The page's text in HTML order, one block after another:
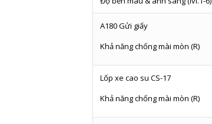
A180 Gửi giấy
Khả năng chống mài mòn (R)
Lốp xe cao su CS-17
Khả năng chống mài mòn (R)